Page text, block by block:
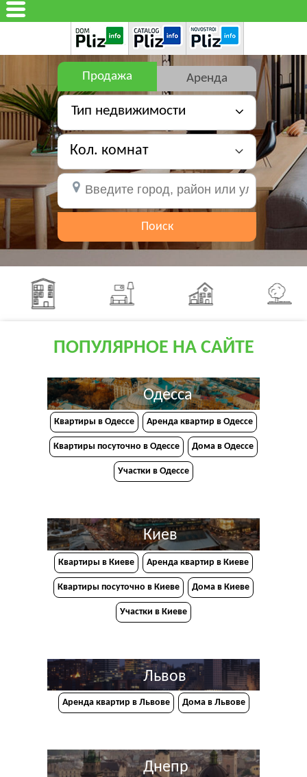
Продажа Аренда
Тип недвижимости
Кол. комнат
Поиск
ПОПУЛЯРНОЕ НА САЙТЕ
Одесса
Квартиры в Одессе Аренда квартир в Одессе
Квартиры посуточно в Одессе Дома в Одессе
Участки в Одессе
Киев
Квартиры в Киеве Аренда квартир в Киеве
Квартиры посуточно в Киеве Дома в Киеве
Участки в Киеве
Львов
Аренда квартир в Львове Дома в Львове
Днепр